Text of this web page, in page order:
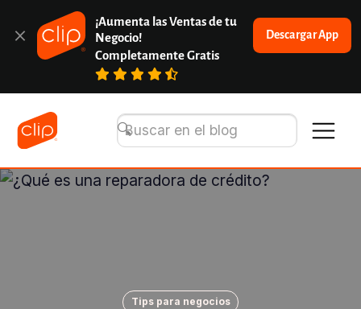
¡Aumenta las Ventas de tu
Negocio!
Completamente Gratis
Descargar App
Tips para negocios